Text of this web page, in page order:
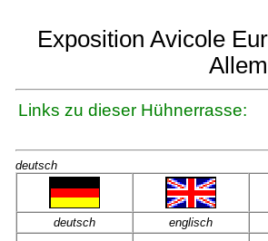
Exposition Avicole
Links zu dieser Hühnerrasse:
deutsch
deutsch englisch